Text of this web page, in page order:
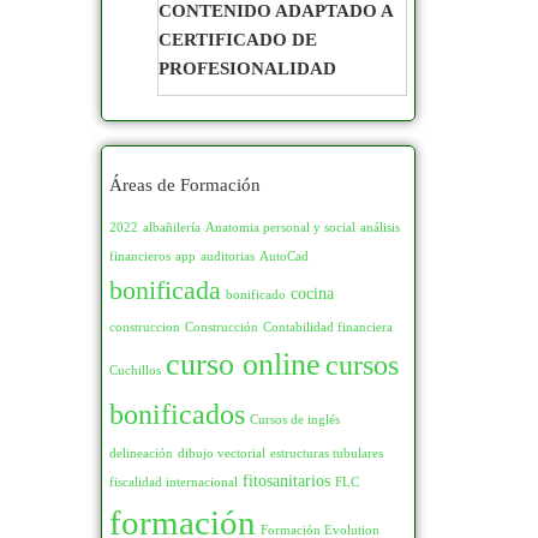
AGRICULTURA,
GANADERÍA, JARDINERIA
Y FLORISTERIA381
Agraria119
Fitosanitarios15
Floristeria41
Ganadería
90546
957
1154
12510
1261
13047
CONTENIDO ADAPTADO A
CERTIFICADO DE
PROFESIONALIDAD
Áreas de Formación
2022 albañilería Anatomia personal y social análisis
financieros app auditorias AutoCad
bonificada bonificado cocina
construccion Construcción Contabilidad financiera
Cuchillos curso online cursos
bonificados Cursos de inglés
delineación dibujo vectorial estructuras tubulares
fiscalidad internacional fitosanitarios FLC
formación Formación Evolution